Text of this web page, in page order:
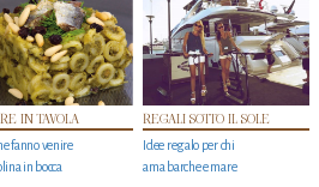
IN TAVOLA
fanno venire
in bocca
REGALI SOTTO IL SOLE
Idee regalo per chi
ama barche e mare